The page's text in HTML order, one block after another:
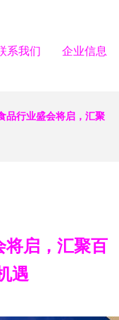
系我们 企业信息
品行业盛会将启，汇聚
将启，汇聚百
遇